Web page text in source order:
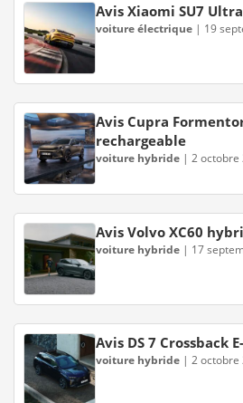
Avis Xiaomi SU7
voiture électrique | 19
Avis Cupra
rechargeable
voiture hybride | 2 octobre
Avis Volvo XC60
voiture hybride | 17
Avis DS 7 Crossback
voiture hybride | 2 octobre